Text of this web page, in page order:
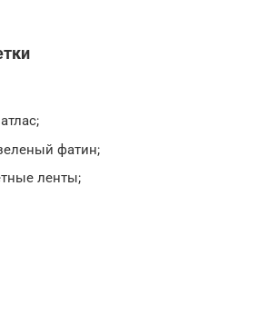
фатин;
ленты;